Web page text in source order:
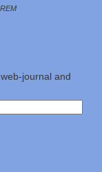
journal and